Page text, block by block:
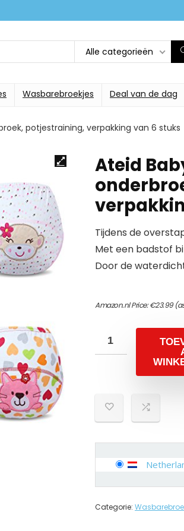
Alle categorieën
Wasbarebroekjes Deal van de dag
potjestraining, verpakking van 6 stuks
Ateid
Tijdens de
Met een badstof
Door de
Amazon.nl Price:€23.99
Categorie: